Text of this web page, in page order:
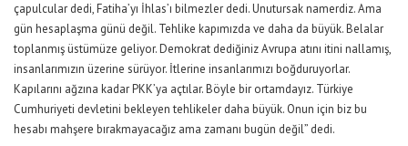
çapulcular dedi, Fatiha’yı İhlas’ı bilmezler dedi. Unutursak namerdiz. Ama
gün hesaplaşma günü değil. Tehlike kapımızda ve daha da büyük. Belalar
toplanmış üstümüze geliyor. Demokrat dediğiniz Avrupa atını itini nallamış,
insanlarımızın üzerine sürüyor. İtlerine insanlarımızı boğduruyorlar.
Kapılarını ağzına kadar PKK’ya açtılar. Böyle bir ortamdayız. Türkiye
Cumhuriyeti devletini bekleyen tehlikeler daha büyük. Onun için biz bu
hesabı mahşere bırakmayacağız ama zamanı bugün değil” dedi.